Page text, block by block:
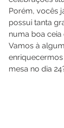
Porém, vocês
possui tanta
numa boa ceia
Vamos à
mesa no dia